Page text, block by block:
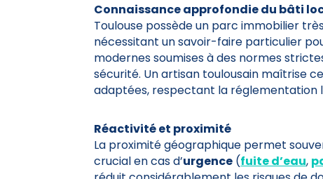
Connaissance approfondie du bâti
Toulouse possède un parc immobilier
nécessitant un savoir-faire particulier
modernes soumises à des normes
sécurité. Un artisan toulousain maîtrise
adaptées, respectant la réglementation
Réactivité et proximité
La proximité géographique permet
crucial en cas d’urgence (fuite d’eau,